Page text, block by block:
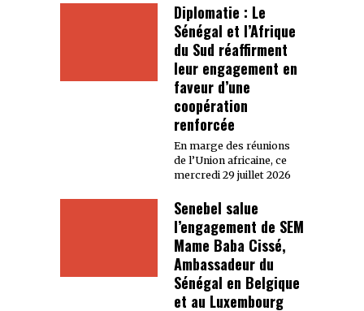
Diplomatie : Le
Sénégal et l’Afrique
du Sud réaffirment
leur engagement en
faveur d’une
coopération
renforcée
En marge des réunions
de l’Union africaine, ce
mercredi 29 juillet 2026
Senebel salue
l’engagement de SEM
Mame Baba Cissé,
Ambassadeur du
Sénégal en Belgique
et au Luxembourg